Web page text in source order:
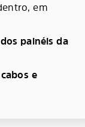
em
painéis da
e